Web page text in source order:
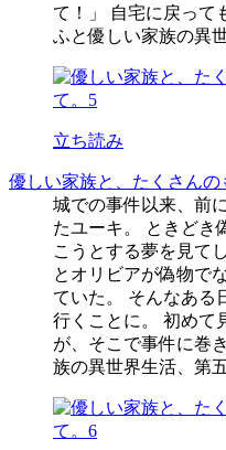
て！」 自宅に戻って
ふと優しい家族の異
立ち読み
優しい家族と、たくさん
城での事件以来、前
たユーキ。 ときどき
こうとする夢を見て
とオリビアが偽物で
ていた。 そんなある
行くことに。 初めて
が、そこで事件に巻
族の異世界生活、第